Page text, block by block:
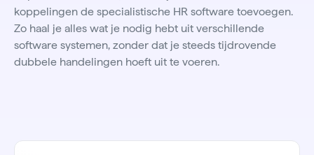
koppelingen de specialistische HR software toevoegen.
Zo haal je alles wat je nodig hebt uit verschillende
software systemen, zonder dat je steeds tijdrovende
dubbele handelingen hoeft uit te voeren.